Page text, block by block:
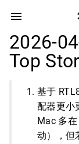
2026-
Top
基于
配器更小
Mac 多
动），但